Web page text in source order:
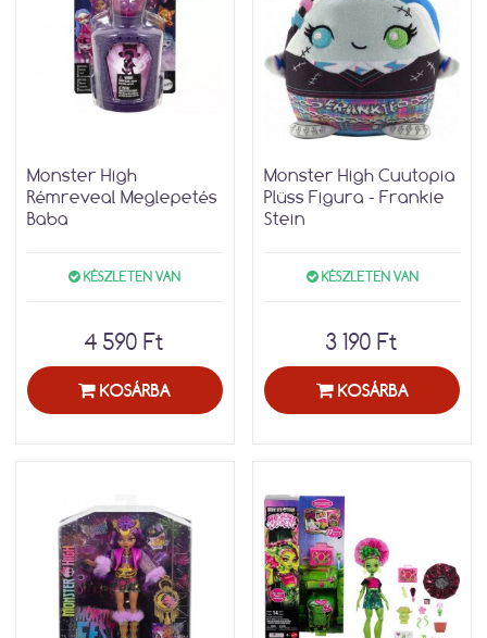
Monster High
Rémreveal Meglepetés
Baba
KÉSZLETEN VAN
4 590 Ft
KOSÁRBA
Monster High Cuutopia
Plüss Figura - Frankie
Stein
KÉSZLETEN VAN
3 190 Ft
KOSÁRBA